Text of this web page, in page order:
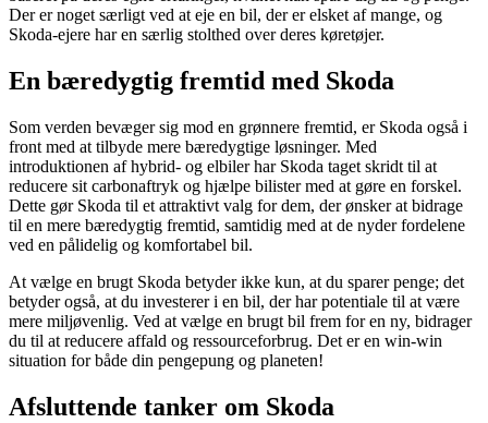
Der er noget særligt ved at eje en bil, der er elsket af mange, og
Skoda-ejere har en særlig stolthed over deres køretøjer.
En bæredygtig fremtid med Skoda
Som verden bevæger sig mod en grønnere fremtid, er Skoda også i
front med at tilbyde mere bæredygtige løsninger. Med
introduktionen af hybrid- og elbiler har Skoda taget skridt til at
reducere sit carbonaftryk og hjælpe bilister med at gøre en forskel.
Dette gør Skoda til et attraktivt valg for dem, der ønsker at bidrage
til en mere bæredygtig fremtid, samtidig med at de nyder fordelene
ved en pålidelig og komfortabel bil.
At vælge en brugt Skoda betyder ikke kun, at du sparer penge; det
betyder også, at du investerer i en bil, der har potentiale til at være
mere miljøvenlig. Ved at vælge en brugt bil frem for en ny, bidrager
du til at reducere affald og ressourceforbrug. Det er en win-win
situation for både din pengepung og planeten!
Afsluttende tanker om Skoda